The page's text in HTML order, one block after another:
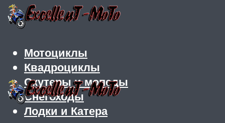
Мотоциклы
Квадроциклы
Скутеры и мопеды
Снегоходы
Лодки и Катера